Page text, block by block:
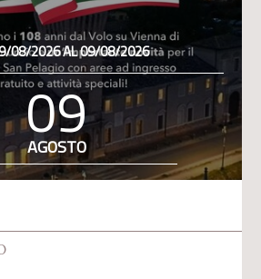
08/2026 AL 09/08/2026
09
AGOSTO